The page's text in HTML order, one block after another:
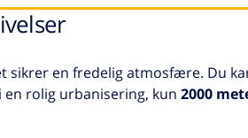
sikrer en fredelig atmosfære. Du
rolig urbanisering, kun 2000